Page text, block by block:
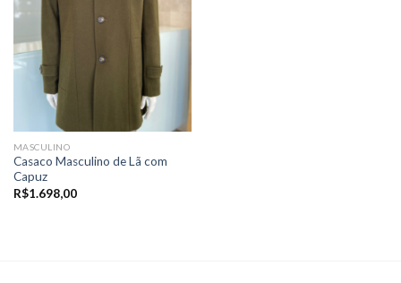
MASCULINO
Casaco Masculino de Lã com
Capuz
R$1.698,00